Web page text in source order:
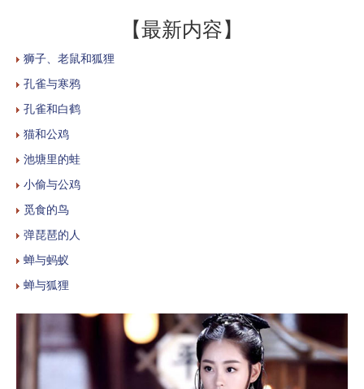
【最新内容】
狮子、老鼠和狐狸
孔雀与寒鸦
孔雀和白鹤
猫和公鸡
池塘里的蛙
小偷与公鸡
觅食的鸟
弹琵琶的人
蝉与蚂蚁
蝉与狐狸